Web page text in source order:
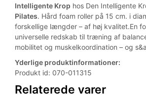
Intelligente Krop hos Den Intelligente
Pilates. Hård foam roller på 15 cm. i
forskellige længder – af høj kvalitet.En
universelle redskab til træning af
mobilitet og muskelkoordination – og s&a
Yderlige produktinformationer:
Produkt id: 070-011315
Relaterede varer